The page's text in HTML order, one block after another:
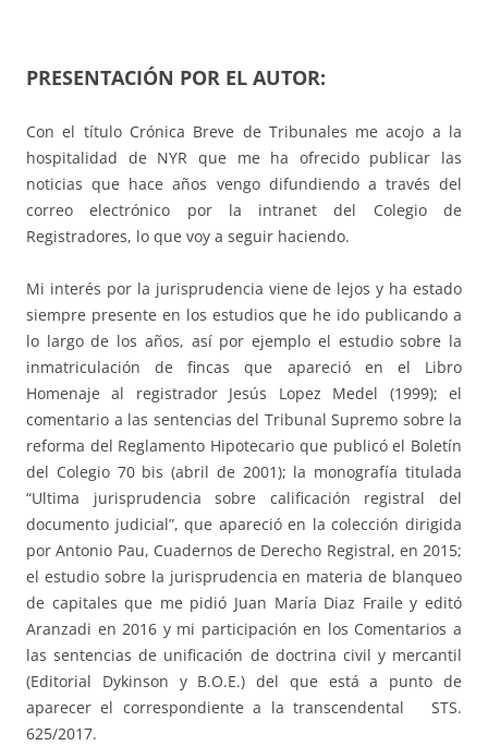
PRESENTACIÓN POR EL AUTOR:
Con el título Crónica Breve de Tribunales me acojo a la
hospitalidad de NYR que me ha ofrecido publicar las
noticias que hace años vengo difundiendo a través del
correo electrónico por la intranet del Colegio de
Registradores, lo que voy a seguir haciendo.
Mi interés por la jurisprudencia viene de lejos y ha estado
siempre presente en los estudios que he ido publicando a
lo largo de los años, así por ejemplo el estudio sobre la
inmatriculación de fincas que apareció en el Libro
Homenaje al registrador Jesús Lopez Medel (1999); el
comentario a las sentencias del Tribunal Supremo sobre la
reforma del Reglamento Hipotecario que publicó el Boletín
del Colegio 70 bis (abril de 2001); la monografía titulada
“Ultima jurisprudencia sobre calificación registral del
documento judicial”, que apareció en la colección dirigida
por Antonio Pau, Cuadernos de Derecho Registral, en 2015;
el estudio sobre la jurisprudencia en materia de blanqueo
de capitales que me pidió Juan María Diaz Fraile y editó
Aranzadi en 2016 y mi participación en los Comentarios a
las sentencias de unificación de doctrina civil y mercantil
(Editorial Dykinson y B.O.E.) del que está a punto de
aparecer el correspondiente a la transcendental STS.
625/2017.